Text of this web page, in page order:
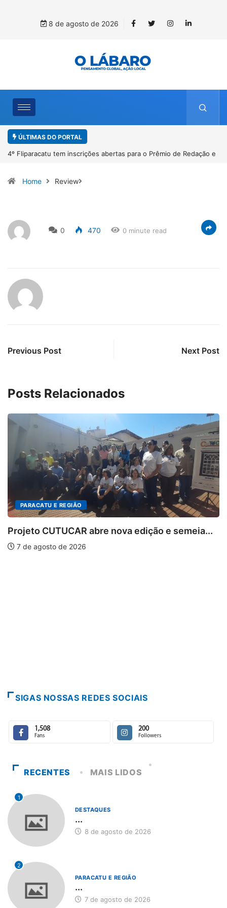
8 de agosto de 2026
ÚLTIMAS DO PORTAL
Fliparacatu tem inscrições abertas para o Prêmio de Redação e
Home Review
0 470 0 minute read
Previous Post Next Post
Posts Relacionados
PARACATU E REGIÃO
Projeto CUTUCAR abre nova edição e semeia...
7 de agosto de 2026
SIGAS NOSSAS REDES SOCIAIS
1,508
Fans
200
Followers
RECENTES MAIS LIDOS
1
DESTAQUES
...
8 de agosto de 2026
2
PARACATU E REGIÃO
...
7 de agosto de 2026